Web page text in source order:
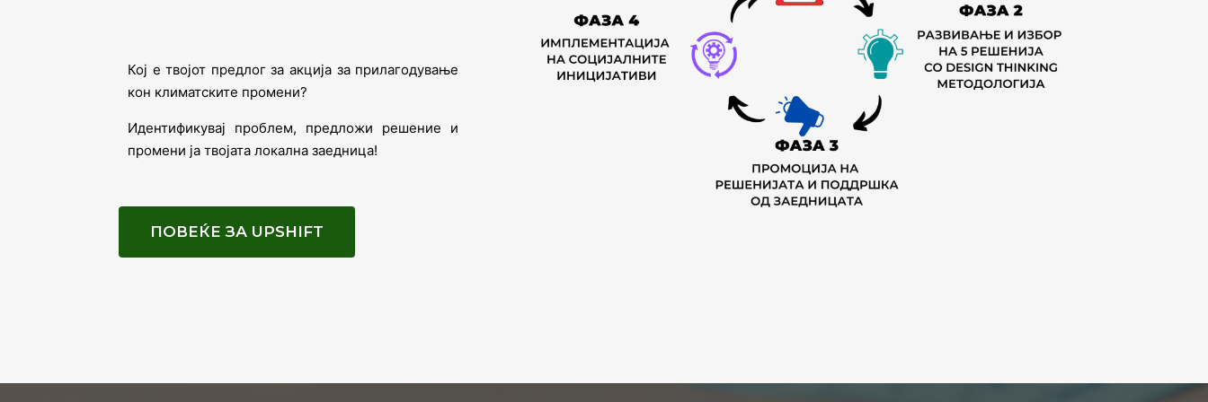
Кој е твојот предлог за акција за прилагодување
кон климатските промени?
Идентификувај проблем, предложи решение и
промени ја твојата локална заедница!
ПОВЕЌЕ ЗА UPSHIFT